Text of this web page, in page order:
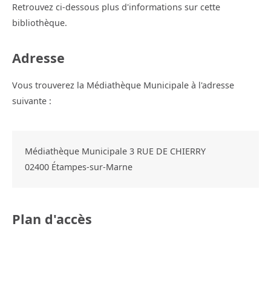
Retrouvez ci-dessous plus d'informations sur cette
bibliothèque.
Adresse
Vous trouverez la Médiathèque Municipale à l'adresse
suivante :
Médiathèque Municipale 3 RUE DE CHIERRY
02400 Étampes-sur-Marne
Plan d'accès